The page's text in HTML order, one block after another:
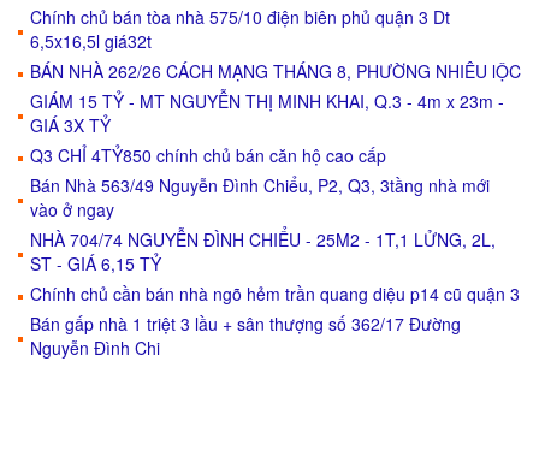
Chính chủ bán tòa nhà 575/10 điện biên phủ quận 3 Dt
6,5x16,5l giá32t
BÁN NHÀ 262/26 CÁCH MẠNG THÁNG 8, PHƯỜNG NHIÊU lỘC
GIÁM 15 TỶ - MT NGUYỄN THỊ MINH KHAI, Q.3 - 4m x 23m -
GIÁ 3X TỶ
Q3 CHỈ 4TỶ850 chính chủ bán căn hộ cao cấp
Bán Nhà 563/49 Nguyễn Đình Chiểu, P2, Q3, 3tầng nhà mới
vào ở ngay
NHÀ 704/74 NGUYỄN ĐÌNH CHIỂU - 25M2 - 1T,1 LỬNG, 2L,
ST - GIÁ 6,15 TỶ
Chính chủ cần bán nhà ngõ hẻm trần quang diệu p14 cũ quận 3
Bán gấp nhà 1 triệt 3 lầu + sân thượng số 362/17 Đường
Nguyễn Đình Chi